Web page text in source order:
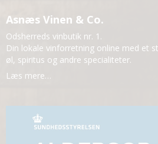
Asnæs Vinen & Co.
Odsherreds vinbutik nr. 1.
Din lokale vinforretning online med et
øl, spiritus og andre specialiteter.
Læs mere…